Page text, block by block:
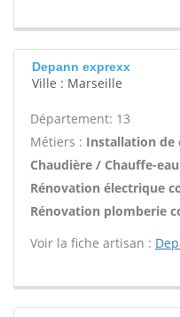
Depann exprexx
Ville : Marseille
Département: 13
Métiers : Installation de
Chaudière / Chauffe-
Rénovation électrique
Rénovation plomberie
Voir la fiche artisan :